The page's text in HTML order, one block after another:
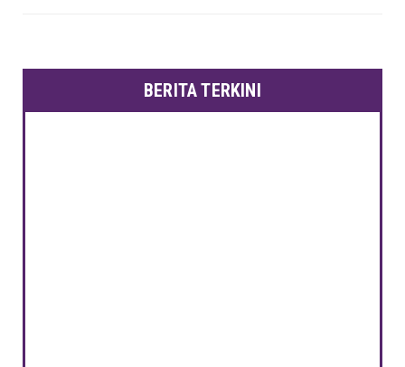
BERITA TERKINI